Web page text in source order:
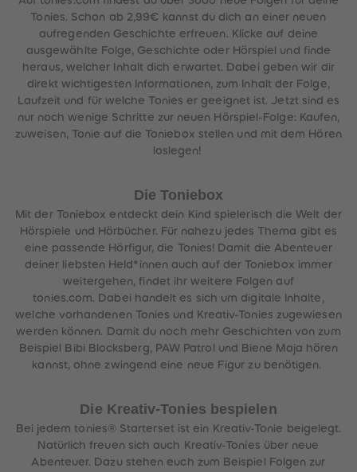
Tonies. Schon ab 2,99€ kannst du dich an einer neuen
aufregenden Geschichte erfreuen. Klicke auf deine
ausgewählte Folge, Geschichte oder Hörspiel und finde
heraus, welcher Inhalt dich erwartet. Dabei geben wir dir
direkt wichtigesten Informationen, zum Inhalt der Folge,
Laufzeit und für welche Tonies er geeignet ist. Jetzt sind es
nur noch wenige Schritte zur neuen Hörspiel-Folge: Kaufen,
zuweisen, Tonie auf die Toniebox stellen und mit dem Hören
loslegen!
Die Toniebox
Mit der Toniebox entdeckt dein Kind spielerisch die Welt der
Hörspiele und Hörbücher. Für nahezu jedes Thema gibt es
eine passende Hörfigur, die Tonies! Damit die Abenteuer
deiner liebsten Held*innen auch auf der Toniebox immer
weitergehen, findet ihr weitere Folgen auf
tonies.com. Dabei handelt es sich um digitale Inhalte,
welche vorhandenen Tonies und Kreativ-Tonies zugewiesen
werden können. Damit du noch mehr Geschichten von zum
Beispiel Bibi Blocksberg, PAW Patrol und Biene Maja hören
kannst, ohne zwingend eine neue Figur zu benötigen.
Die Kreativ-Tonies bespielen
Bei jedem tonies® Starterset ist ein Kreativ-Tonie beigelegt.
Natürlich freuen sich auch Kreativ-Tonies über neue
Abenteuer. Dazu stehen euch zum Beispiel Folgen zur